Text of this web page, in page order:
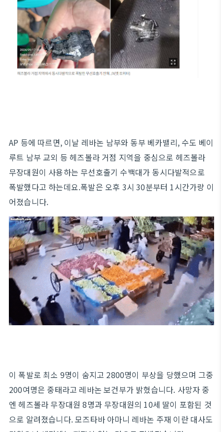
AP 등에 따르면, 이날 레바논 남부와 동부 베카밸리, 수도 베이
루트 남부 교외 등 헤즈볼라 거점 지역을 중심으로 헤즈볼라
무장대원이 사용하는 무선호출기 수백대가 동시다발적으로
폭발했다고 하는데요.폭발은 오후 3시 30분부터 1시간가량 이
어졌습니다.
이 폭발로 최소 9명이 숨지고 2800명이 부상을 당했으며 그중
200여명은 중태라고 레바논 보건부가 밝혔습니다. 사망자 중
엔 헤즈볼라 무장대원 8명과 무장대원의 10세 딸이 포함된 것
으로 알려졌습니다. 모즈타바 아마니 레바논 주재 이란 대사도